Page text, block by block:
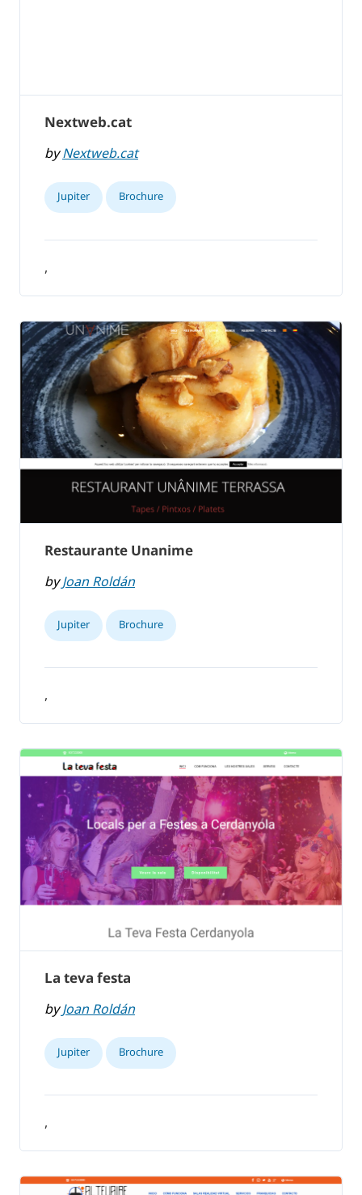
Nextweb.cat
byNextweb.cat
Jupiter Brochure
,
Restaurante Unanime
byJoan Roldán
Jupiter Brochure
,
La teva festa
byJoan Roldán
Jupiter Brochure
,